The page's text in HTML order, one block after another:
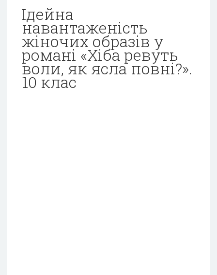
Ідейна
навантаженість
жіночих образів у
романі «Хіба ревуть
воли, як ясла повні?».
10 клас